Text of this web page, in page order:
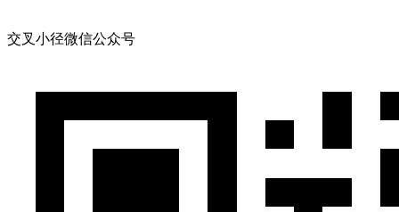
交叉小径微信公众号